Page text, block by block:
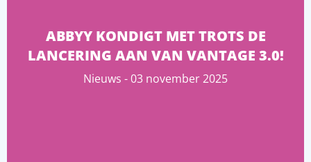
ABBYY KONDIGT MET TROTS DE
LANCERING AAN VAN VANTAGE 3.0!
Nieuws - 03 november 2025